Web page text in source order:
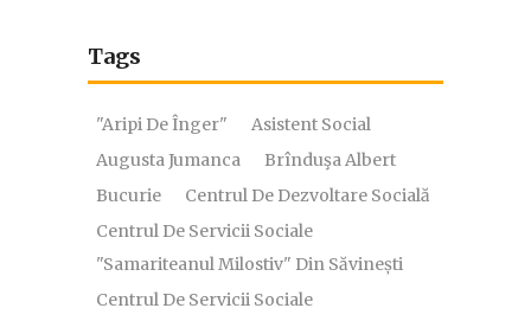
Tags
"Aripi De Înger"
Asistent Social
Augusta Jumanca
Brînduşa Albert
Bucurie
Centrul De Dezvoltare Socială
Centrul De Servicii Sociale
"Samariteanul Milostiv" Din Săvinești
Centrul De Servicii Sociale